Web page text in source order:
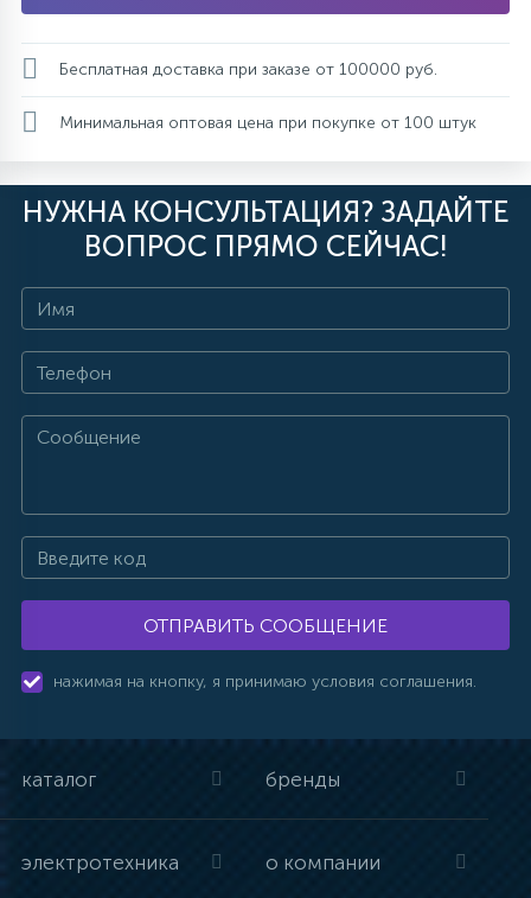
Бесплатная доставка при заказе от 100000 руб.
Минимальная оптовая цена при покупке от 100 штук
НУЖНА КОНСУЛЬТАЦИЯ? ЗАДАЙТЕ
ВОПРОС ПРЯМО СЕЙЧАС!
ОТПРАВИТЬ СООБЩЕНИЕ
нажимая на кнопку, я принимаю условия соглашения.
каталог бренды
электротехника о компании